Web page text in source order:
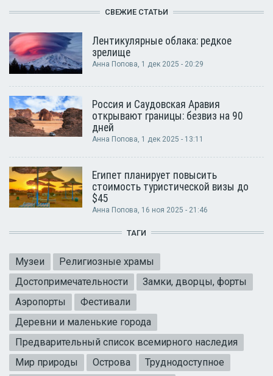
СВЕЖИЕ СТАТЬИ
Лентикулярные облака: редкое
зрелище
Анна Попова, 1 дек 2025 - 20:29
Россия и Саудовская Аравия
открывают границы: безвиз на 90
дней
Анна Попова, 1 дек 2025 - 13:11
Египет планирует повысить
стоимость туристической визы до
$45
Анна Попова, 16 ноя 2025 - 21:46
ТАГИ
Музеи
Религиозные храмы
Достопримечательности
Замки, дворцы, форты
Аэропорты
Фестивали
Деревни и маленькие города
Предварительный список всемирного наследия
Мир природы
Острова
Труднодоступное